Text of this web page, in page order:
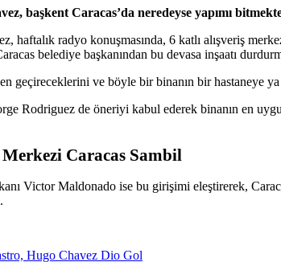
başkent Caracas’da neredeyse yapımı
haftalık radyo konuşmasında, 6 katlı alışveriş
belediye başkanından bu devasa inşaatı
geçireceklerini ve böyle bir binanın bir hastaneye
Rodriguez de öneriyi kabul ederek binanın en
Caracas Sambil
Victor Maldonado ise bu girişimi eleştirerek,